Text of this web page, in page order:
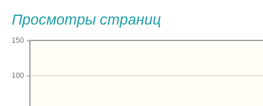
Просмотры страниц
100
150